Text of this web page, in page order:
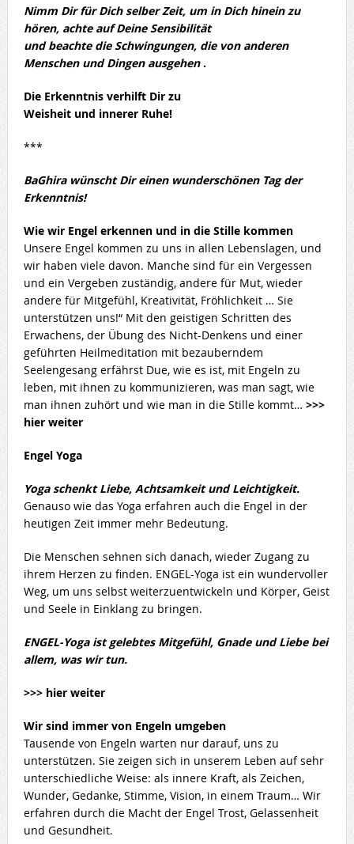
Nimm Dir für Dich selber Zeit, um in Dich hinein zu
hören, achte auf Deine Sensibilität
und beachte die Schwingungen, die von anderen
Menschen und Dingen ausgehen.
Die Erkenntnis verhilft Dir zu
Weisheit und innerer Ruhe!
***
BaGhira wünscht Dir einen wunderschönen Tag der
Erkenntnis!
Wie wir Engel erkennen und in die Stille kommen
Unsere Engel kommen zu uns in allen Lebenslagen, und
wir haben viele davon. Manche sind für ein Vergessen
und ein Vergeben zuständig, andere für Mut, wieder
andere für Mitgefühl, Kreativität, Fröhlichkeit … Sie
unterstützen uns!“ Mit den geistigen Schritten des
Erwachens, der Übung des Nicht-Denkens und einer
geführten Heilmeditation mit bezauberndem
Seelengesang erfährst Due, wie es ist, mit Engeln zu
leben, mit ihnen zu kommunizieren, was man sagt, wie
man ihnen zuhört und wie man in die Stille kommt… >>>
hier weiter
Engel Yoga
Yoga schenkt Liebe, Achtsamkeit und Leichtigkeit.
Genauso wie das Yoga erfahren auch die Engel in der
heutigen Zeit immer mehr Bedeutung.
Die Menschen sehnen sich danach, wieder Zugang zu
ihrem Herzen zu finden. ENGEL-Yoga ist ein wundervoller
Weg, um uns selbst weiterzuentwickeln und Körper, Geist
und Seele in Einklang zu bringen.
ENGEL-Yoga ist gelebtes Mitgefühl, Gnade und Liebe bei
allem, was wir tun.
>>> hier weiter
Wir sind immer von Engeln umgeben
Tausende von Engeln warten nur darauf, uns zu
unterstützen. Sie zeigen sich in unserem Leben auf sehr
unterschiedliche Weise: als innere Kraft, als Zeichen,
Wunder, Gedanke, Stimme, Vision, in einem Traum… Wir
erfahren durch die Macht der Engel Trost, Gelassenheit
und Gesundheit.